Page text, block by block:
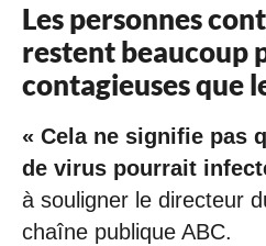
Les personnes
restent beaucoup
contagieuses que
« Cela ne signifie pas
de virus pourrait
à souligner le directeur
chaîne publique ABC.